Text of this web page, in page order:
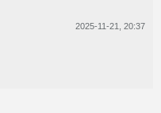
2025-11-21, 20:37